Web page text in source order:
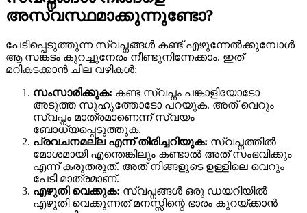
അസ്വസ്ഥമാക്കുന്നുണ്ടോ?
പേടിപ്പെടുത്തുന്ന സ്വപ്നങ്ങൾ കണ്ട് എഴുന്നേൽക്കുമ്പോൾ
ആ സങ്കടം കുറച്ചുനേരം നീണ്ടുനിന്നേക്കാം. ഇത്
മറികടക്കാൻ ചില വഴികൾ:
സംസാരിക്കുക: കണ്ട സ്വപ്നം പങ്കാളിയോടോ
അടുത്ത സുഹൃത്തോടോ പറയുക. അത് വെറും
സ്വപ്നം മാത്രമാണെന്ന് സ്വയം
ബോധ്യപ്പെടുത്തുക.
പ്രവചനമല്ല എന്ന് തിരിച്ചറിയുക: സ്വപ്നത്തിൽ
മോശമായി എന്തെങ്കിലും കണ്ടാൽ അത് സംഭവിക്കും
എന്ന് കരുതരുത്. അത് നിങ്ങളുടെ ഉള്ളിലെ വെറും
പേടി മാത്രമാണ്.
എഴുതി വെക്കുക: സ്വപ്നങ്ങൾ ഒരു ഡയറിയിൽ
എഴുതി വെക്കുന്നത് മനസ്സിന്റെ ഭാരം കുറയ്ക്കാൻ